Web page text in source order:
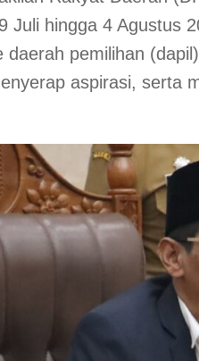
Juli hingga 4 Agustus
daerah pemilihan
aspirasi, serta